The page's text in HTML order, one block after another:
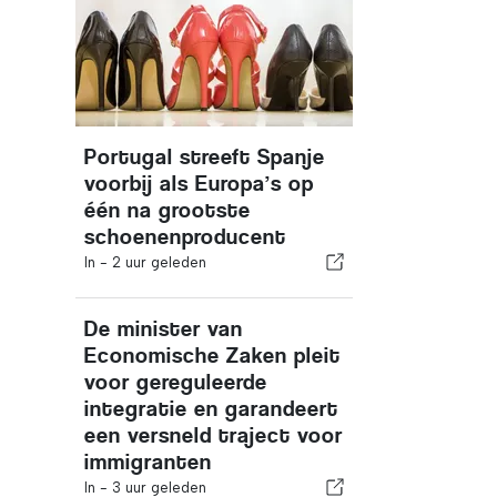
Portugal streeft Spanje
voorbij als Europa’s op
één na grootste
schoenenproducent
In - 2 uur geleden
De minister van
Economische Zaken pleit
voor gereguleerde
integratie en garandeert
een versneld traject voor
immigranten
In - 3 uur geleden